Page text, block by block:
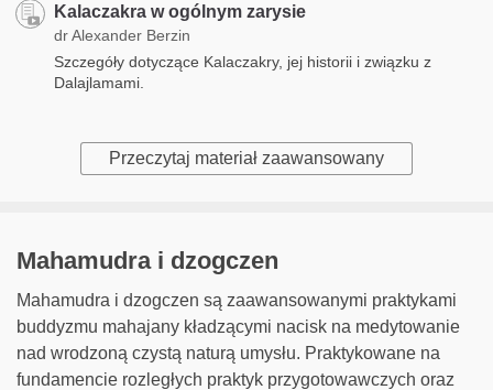
Kalaczakra w ogólnym zarysie
dr Alexander Berzin
Szczegóły dotyczące Kalaczakry, jej historii i związku z
Dalajlamami.
Przeczytaj materiał zaawansowany
Mahamudra i dzogczen
Mahamudra i dzogczen są zaawansowanymi praktykami
buddyzmu mahajany kładzącymi nacisk na medytowanie
nad wrodzoną czystą naturą umysłu. Praktykowane na
fundamencie rozległych praktyk przygotowawczych oraz